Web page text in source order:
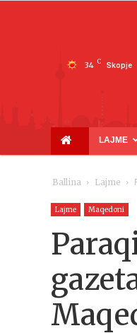
34 C Skopje
LAJME
Ballina Lajme
Lajme Maqedoni